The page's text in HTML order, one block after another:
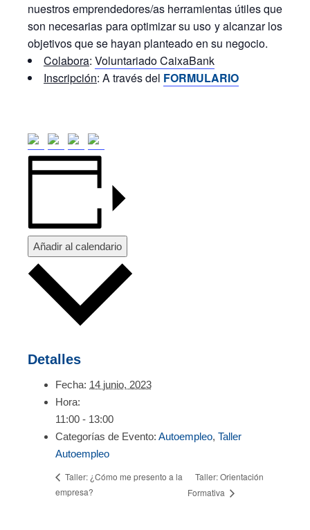
nuestros emprendedores/as herramientas útiles que
son necesarias para optimizar su uso y alcanzar los
objetivos que se hayan planteado en su negocio.
Colabora: Voluntariado CaixaBank
Inscripción: A través del FORMULARIO
Añadir al calendario
Detalles
Fecha: 14 junio, 2023
Hora:
11:00 - 13:00
Categorías de Evento: Autoempleo, Taller
Autoempleo
Taller: ¿Cómo me presento a la
empresa?
Taller: Orientación
Formativa